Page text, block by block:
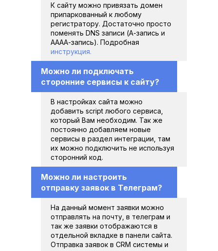
К сайту можно привязать домен
припаркованный к любому
регистратору. Достаточно просто
поменять DNS записи (А-запись и
АААА-запись). Подробная
инструкция.
Можно ли подключать
сторонние сервисы к сайту?
В настройках сайта можно
добавить script любого сервиса,
который Вам необходим. Так же
постоянно добавляем новые
сервисы в раздел интеграции, там
их можно подключить не используя
сторонний код.
Можно ли настроить
отправку заявок в Телеграм?
На данный момент заявки можно
отправлять на почту, в телеграм и
так же заявки отображаются в
отдельной вкладке в панели сайта.
Отправка заявок в CRM системы и